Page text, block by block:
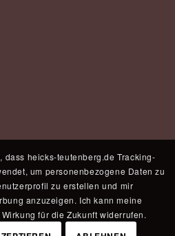
dass heicks-teutenberg.de Tracking-
um personenbezogene Daten zu
zu erstellen und mir
anzuzeigen. Ich kann meine
für die Zukunft widerrufen.